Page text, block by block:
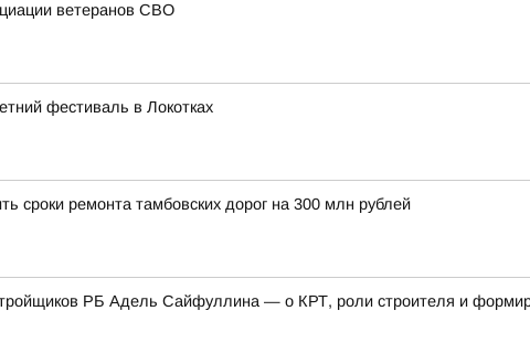
ветеранов СВО
фестиваль в Локотках
сроки ремонта тамбовских дорог на 300 млн рублей
РБ Адель Сайфуллина — о КРТ, роли строителя и